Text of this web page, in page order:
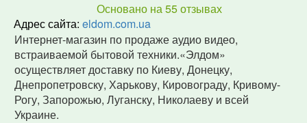
Основано на55отзывах
Адрес сайта: eldom.com.ua
Интернет-магазин по продаже аудио видео,
встраиваемой бытовой техники.«Элдом»
осуществляет доставку по Киеву, Донецку,
Днепропетровску, Харькову, Кировограду, Кривому-
Рогу, Запорожью, Луганску, Николаеву и всей
Украине.